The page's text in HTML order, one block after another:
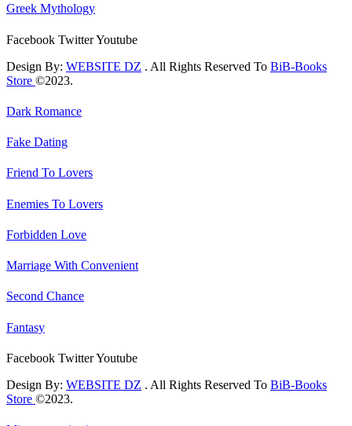
Greek Mythology
Facebook TwitterYoutube
Design By: WEBSITE DZ . All Rights Reserved To BiB-Books
Store ©2023.
Dark Romance
Fake Dating
Friend To Lovers
Enemies To Lovers
Forbidden Love
Marriage With Convenient
Second Chance
Fantasy
Facebook TwitterYoutube
Design By: WEBSITE DZ . All Rights Reserved To BiB-Books
Store ©2023.